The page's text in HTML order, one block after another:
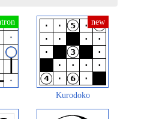
Kurodoko